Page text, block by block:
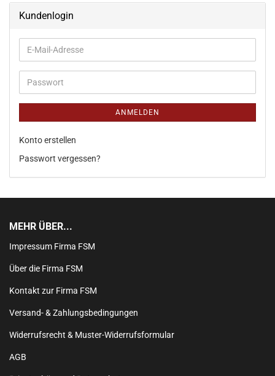
Kundenlogin
ANMELDEN
Konto erstellen
Passwort vergessen?
MEHR ÜBER...
Impressum Firma FSM
Über die Firma FSM
Kontakt zur Firma FSM
Versand- & Zahlungsbedingungen
Widerrufsrecht & Muster-Widerrufsformular
AGB